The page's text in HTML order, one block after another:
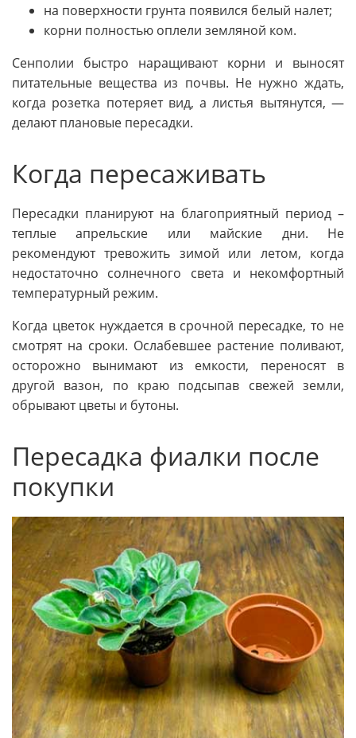
на поверхности грунта появился белый налет;
корни полностью оплели земляной ком.
Сенполии быстро наращивают корни и выносят
питательные вещества из почвы. Не нужно ждать,
когда розетка потеряет вид, а листья вытянутся, —
делают плановые пересадки.
Когда пересаживать
Пересадки планируют на благоприятный период –
теплые апрельские или майские дни. Не
рекомендуют тревожить зимой или летом, когда
недостаточно солнечного света и некомфортный
температурный режим.
Когда цветок нуждается в срочной пересадке, то не
смотрят на сроки. Ослабевшее растение поливают,
осторожно вынимают из емкости, переносят в
другой вазон, по краю подсыпав свежей земли,
обрывают цветы и бутоны.
Пересадка фиалки после
покупки